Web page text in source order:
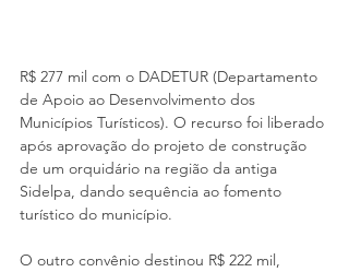
R$ 277 mil com o DADETUR (Departamento
de Apoio ao Desenvolvimento dos
Municípios Turísticos). O recurso foi liberado
após aprovação do projeto de construção
de um orquidário na região da antiga
Sidelpa, dando sequência ao fomento
turístico do município.
O outro convênio destinou R$ 222 mil,